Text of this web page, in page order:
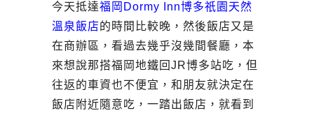
今天抵達福岡Dormy Inn博多祇園天然
溫泉飯店的時間比較晚，然後飯店又是
在商辦區，看過去幾乎沒幾間餐廳，本
來想說那搭福岡地鐵回JR博多站吃，但
往返的車資也不便宜，和朋友就決定在
飯店附近隨意吃，一踏出飯店，就看到